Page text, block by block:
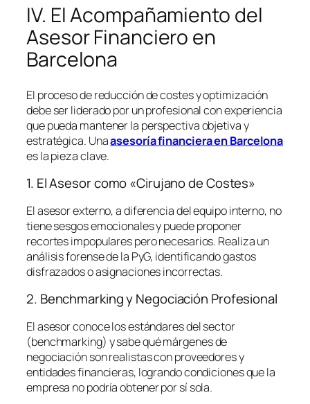
IV. El Acompañamiento del
Asesor Financiero en
Barcelona
El proceso de reducción de costes y optimización
debe ser liderado por un profesional con experiencia
que pueda mantener la perspectiva objetiva y
estratégica. Unaasesoría financiera en Barcelona
es la pieza clave.
1. El Asesor como «Cirujano de Costes»
El asesor externo, a diferencia del equipo interno, no
tiene sesgos emocionales y puede proponer
recortes impopulares pero necesarios. Realiza un
análisis forense de la PyG, identificando gastos
disfrazados o asignaciones incorrectas.
2. Benchmarking y Negociación Profesional
El asesor conoce los estándares del sector
(benchmarking) y sabe qué márgenes de
negociación son realistas con proveedores y
entidades financieras, logrando condiciones que la
empresa no podría obtener por sí sola.